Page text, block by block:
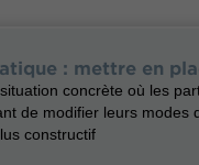
: mettre en
concrète où les
de modifier leurs modes
constructif